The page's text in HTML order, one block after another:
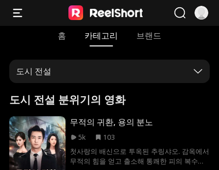
홈 카테고리 브랜드
도시 전설
도시 전설 분위기의 영화
무적의 귀환, 용의 분노
5k
103
첫사랑의 배신으로 투옥된 추링샤오. 감옥에서
무적의 힘을 얻고 출소해 통쾌한 피의 복수를